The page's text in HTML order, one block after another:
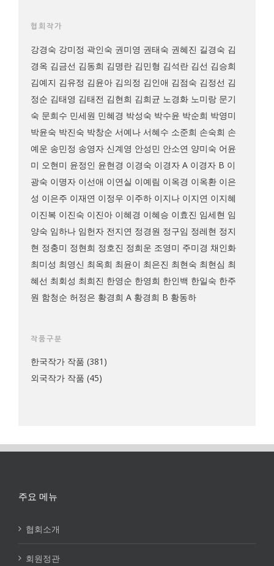
협회작가
강경숙 강미정 곽인숙 권미영 권태숙 권혜진 길경숙 김
경옥 김금선 김동희 김명란 김민형 김석란 김선 김승희
김예지 김유정 김윤아 김의정 김인애 김점숙 김정선 김
정순 김태영 김태전 김현희 김희균 노경화 노미랑 문기
숙 문희수 민세원 민혜경 박성숙 박수윤 박순희 박영미
박윤숙 박진숙 박창순 서예나 서혜수 소준희 손숙희 손
예운 송민정 송영자 신계영 안성민 안소연 양미숙 어윤
미 오현미 윤정인 윤현경 이경숙 이경자 A 이경자 B 이
광숙 이명자 이선애 이연실 이예림 이옥경 이옥환 이은
성 이은주 이재연 이정우 이주하 이지나 이지연 이지혜
이진복 이진숙 이진아 이혜경 이혜승 이효진 임세현 임
양숙 임하나 임헌자 전지연 정경원 정구임 정레현 정지
현 정충미 정현희 정호진 정희운 조영미 주미경 채인화
최미성 최영신 최옥희 최윤이 최은진 최현숙 최현심 최
혜선 최회성 최희진 한영순 한영희 한인백 한일숙 한주
원 함청순 허정은 황경희 A 황경희 B 황동하
작품구분
한국작가 작품 (381)
외국작가 작품 (45)
주요 메뉴
협회소개
회원정관